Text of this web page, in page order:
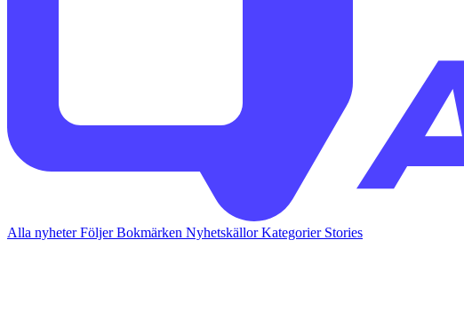
Alla nyheterFöljerBokmärken NyhetskällorKategorier Stories